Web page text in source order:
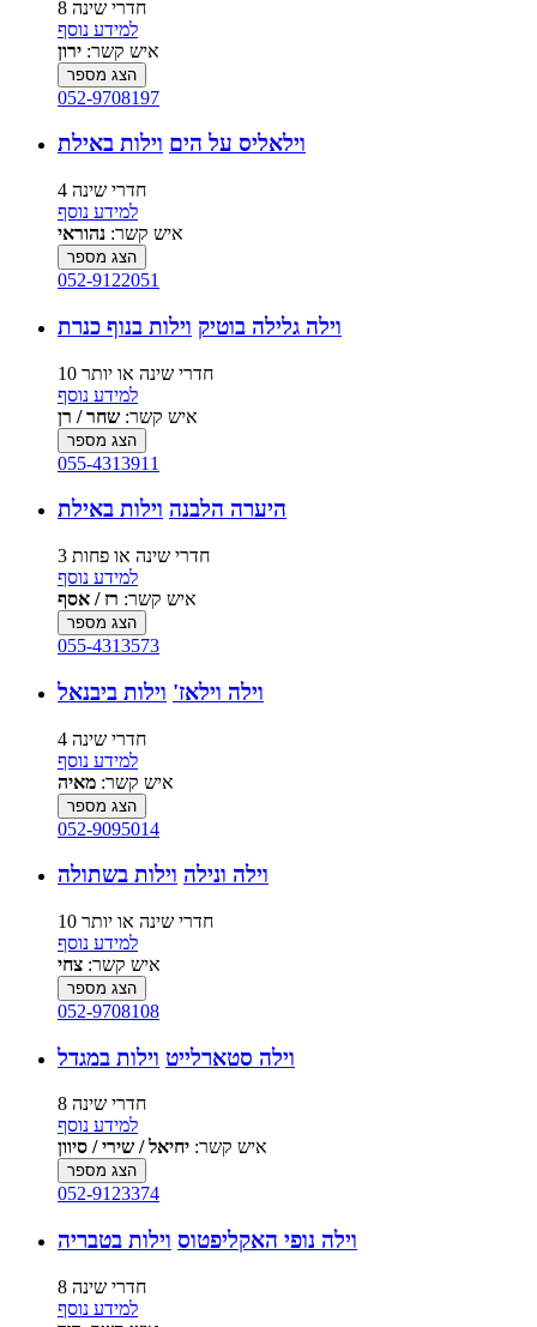
8 חדרי שינה
למידע נוסף
איש קשר: ירון
הצג מספר
052-9708197
וילאליס על הים וילות באילת
4 חדרי שינה
למידע נוסף
איש קשר: נהוראי
הצג מספר
052-9122051
וילה גלילה בוטיק וילות בנוף כנרת
10 חדרי שינה או יותר
למידע נוסף
איש קשר: שחר / רן
הצג מספר
055-4313911
היערה הלבנה וילות באילת
3 חדרי שינה או פחות
למידע נוסף
איש קשר: רז / אסף
הצג מספר
055-4313573
וילה וילאז' וילות ביבנאל
4 חדרי שינה
למידע נוסף
איש קשר: מאיה
הצג מספר
052-9095014
וילה ונילה וילות בשתולה
10 חדרי שינה או יותר
למידע נוסף
איש קשר: צחי
הצג מספר
052-9708108
וילה סטארלייט וילות במגדל
8 חדרי שינה
למידע נוסף
איש קשר: יחיאל / שירי / סיוון
הצג מספר
052-9123374
וילה נופי האקליפטוס וילות בטבריה
8 חדרי שינה
למידע נוסף